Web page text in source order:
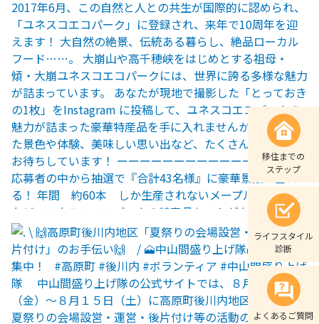
移住までの
ステップ
ライフスタイル
診断
よくあるご質問